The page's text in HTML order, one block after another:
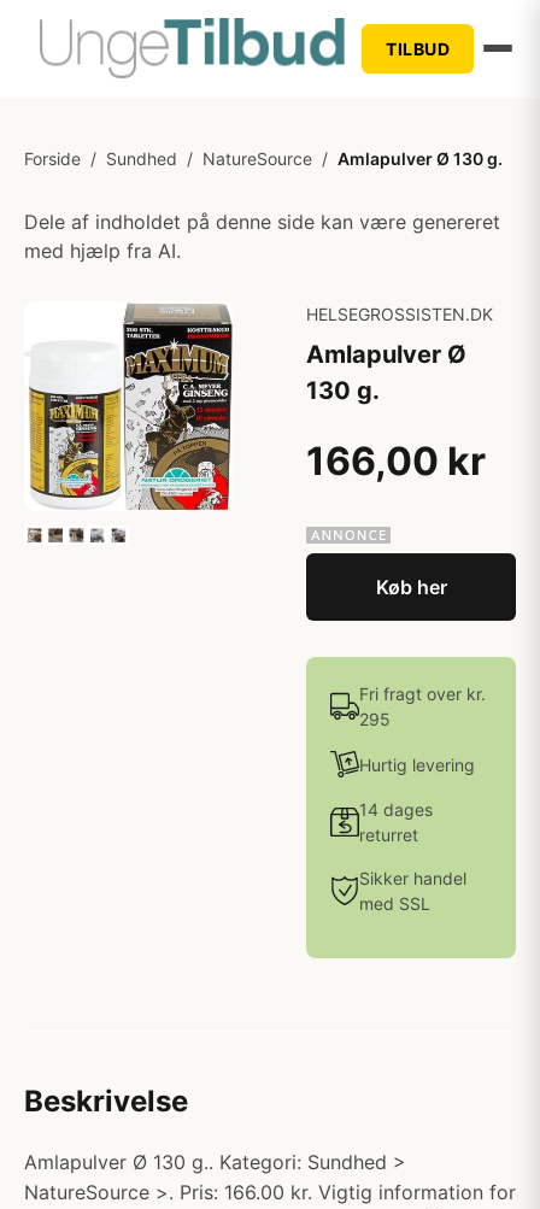
TILBUD
Forside / Sundhed / NatureSource / Amlapulver Ø 130 g.
Dele af indholdet på denne side kan være genereret
med hjælp fra AI.
HELSEGROSSISTEN.DK
Amlapulver Ø
130 g.
166,00 kr
Køb her
Fri fragt over kr.
295
Hurtig levering
14 dages
returret
Sikker handel
med SSL
Beskrivelse
Amlapulver Ø 130 g.. Kategori: Sundhed >
NatureSource >. Pris: 166.00 kr. Vigtig information for